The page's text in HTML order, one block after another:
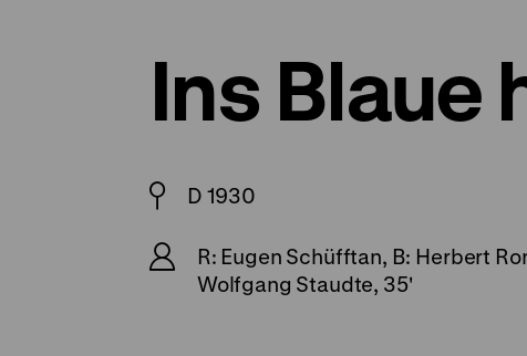
Ins Blaue
D 1930
R: Eugen Schüfftan, B: Herbert
Wolfgang Staudte, 35'